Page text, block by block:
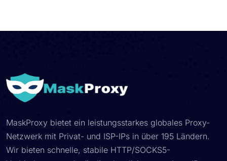
MaskProxy bietet ein leistungsstarkes globales Proxy-
Netzwerk mit Privat- und ISP-IPs in über 195 Ländern.
Wir bieten schnelle, stabile HTTP/SOCKS5-